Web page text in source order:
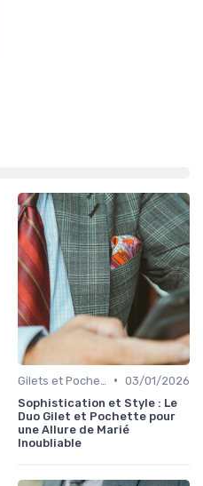
• 03/01/2026
Sophistication et Style : Le
Duo Gilet et Pochette pour
une Allure de Marié
Inoubliable